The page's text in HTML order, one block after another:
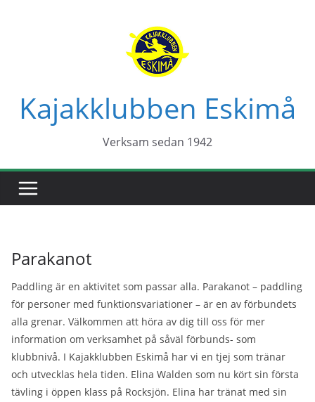
Kajakklubben Eskimå
Verksam sedan 1942
Parakanot
Paddling är en aktivitet som passar alla. Parakanot – paddling
för personer med funktionsvariationer – är en av förbundets
alla grenar. Välkommen att höra av dig till oss för mer
information om verksamhet på såväl förbunds- som
klubbnivå. I Kajakklubben Eskimå har vi en tjej som tränar
och utvecklas hela tiden. Elina Walden som nu kört sin första
tävling i öppen klass på Rocksjön. Elina har tränat med sin